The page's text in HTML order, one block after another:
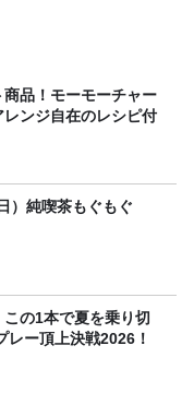
商品！モーモーチャー
ンジ自在のレシピ付
）純喫茶もぐもぐ
この1本で夏を乗り切
レー頂上決戦2026！